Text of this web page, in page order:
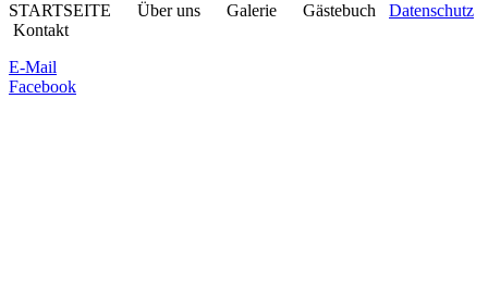
STARTSEITE Über uns Galerie Gästebuch Datenschutz
Kontakt
E-Mail
Facebook